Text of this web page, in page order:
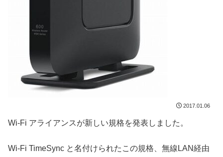
2017.01.06
Wi-Fi アライアンスが新しい規格を発表しました。
Wi-Fi TimeSync と名付けられたこの規格、無線LAN経由